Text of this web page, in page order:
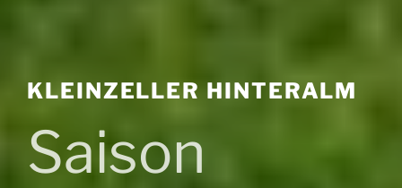
KLEINZELLER HINTERALM
Saison